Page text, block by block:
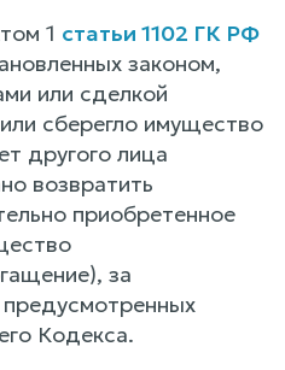
1 статьи 1102 ГК РФ
законом,
или сделкой
сберегло имущество
другого лица
возвратить
приобретенное
за
Кодекса.